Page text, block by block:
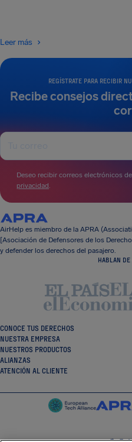
REGÍSTRATE PARA RECIBIR
Recibe consejos
Deseo recibir correos electrónicos
privacidad.
Leer más
AirHelp es miembro de la APRA
[Asociación de Defensores de los
y defender los derechos del pasajero.
HABLAN DE
CONOCE TUS DERECHOS
NUESTRA EMPRESA
NUESTROS PRODUCTOS
ALIANZAS
ATENCIÓN AL CLIENTE